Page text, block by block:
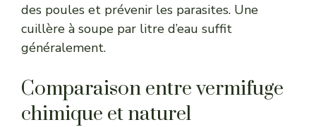
des poules et prévenir les parasites. Une
cuillère à soupe par litre d’eau suffit
généralement.
Comparaison entre vermifuge
chimique et naturel